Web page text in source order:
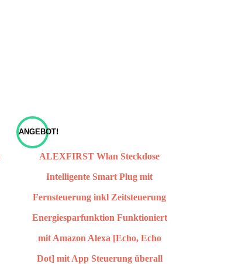
ANGEBOT!
ALEXFIRST Wlan Steckdose
Intelligente Smart Plug mit
Fernsteuerung inkl Zeitsteuerung
Energiesparfunktion Funktioniert
mit Amazon Alexa [Echo, Echo
Dot] mit App Steuerung überall